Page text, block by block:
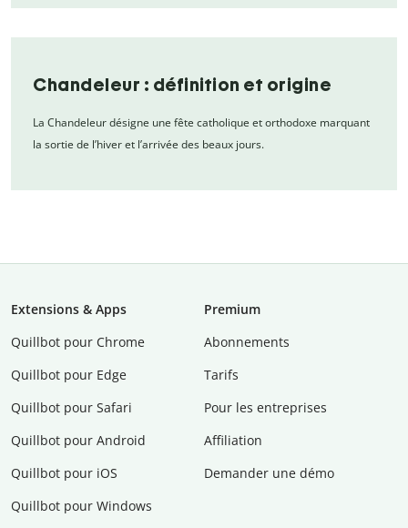
Chandeleur : définition et origine
La Chandeleur désigne une fête catholique et orthodoxe marquant
la sortie de l’hiver et l’arrivée des beaux jours.
Extensions & Apps
Quillbot pour Chrome
Quillbot pour Edge
Quillbot pour Safari
Quillbot pour Android
Quillbot pour iOS
Quillbot pour Windows
Premium
Abonnements
Tarifs
Pour les entreprises
Affiliation
Demander une démo